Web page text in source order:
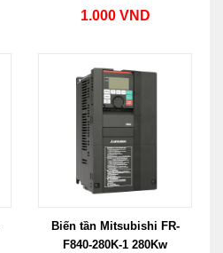
1.000 VND
Biến tần Mitsubishi FR-
F840-280K-1 280Kw